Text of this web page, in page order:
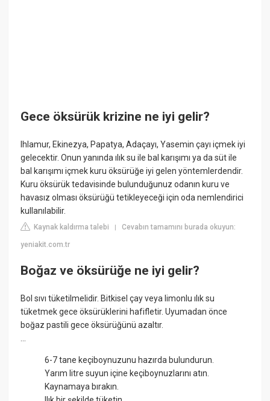
Gece öksürük krizine ne iyi gelir?
Ihlamur, Ekinezya, Papatya, Adaçayı, Yasemin çayı içmek iyi
gelecektir. Onun yanında ılık su ile bal karışımı ya da süt ile
bal karışımı içmek kuru öksürüğe iyi gelen yöntemlerdendir.
Kuru öksürük tedavisinde bulunduğunuz odanın kuru ve
havasız olması öksürüğü tetikleyeceği için oda nemlendirici
kullanılabilir.
Kaynak kaldırma talebi |Cevabın tamamını burada okuyun:
yeniakit.com.tr
Boğaz ve öksürüğe ne iyi gelir?
Bol sıvı tüketilmelidir. Bitkisel çay veya limonlu ılık su
tüketmek gece öksürüklerini hafifletir. Uyumadan önce
boğaz pastili gece öksürüğünü azaltır.
6-7 tane keçiboynuzunu hazırda bulundurun.
Yarım litre suyun içine keçiboynuzlarını atın.
Kaynamaya bırakın.